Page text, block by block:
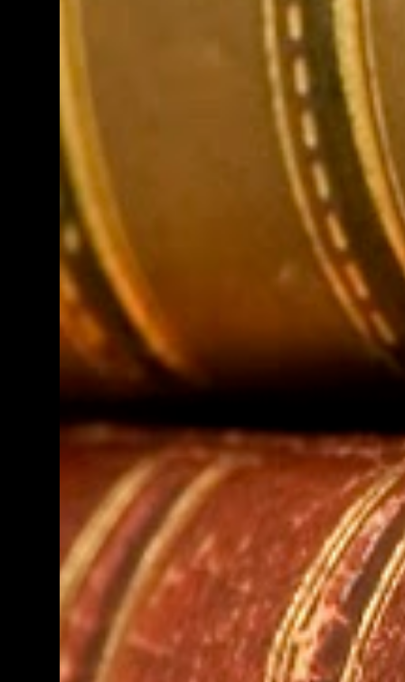
Beliau menjawab, ‘Iman kepada Allah.’ Saya
iman itu tentu ada amal perbuatan?’ Jawab
apa-apa yang diberikan Allah.’ Saya
bertanya lagi, ‘Wahai Nabi Allah, kalau
orang itu fakir miskin, tidak memiliki
amar ma’ruf dan nahi mungkar.’ Saya
bertanya pula, ‘Kalau orang itu tidak bisa
melakukan amar ma’ruf dan nahi
mungkar?’ Beliau bersabda pula, ‘Suruhlah
dia mengajar orang bodoh.’ Saya bertanya
lagi, ‘Jika orang itu tidak bisa
melakukannya?’ ‘Suruhlah ...